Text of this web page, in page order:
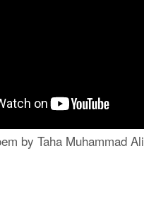
by Taha Muhammad Ali